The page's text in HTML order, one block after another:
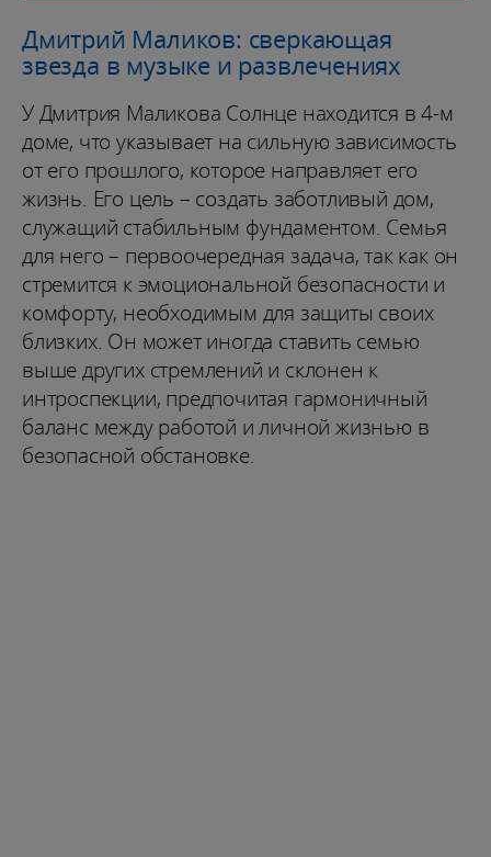
Дмитрий Маликов: сверкающая
звезда в музыке и развлечениях
У Дмитрия Маликова Солнце находится в 4-м
доме, что указывает на сильную зависимость
от его прошлого, которое направляет его
жизнь. Его цель – создать заботливый дом,
служащий стабильным фундаментом. Семья
для него – первоочередная задача, так как он
стремится к эмоциональной безопасности и
комфорту, необходимым для защиты своих
близких. Он может иногда ставить семью
выше других стремлений и склонен к
интроспекции, предпочитая гармоничный
баланс между работой и личной жизнью в
безопасной обстановке.